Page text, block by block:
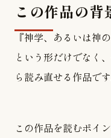
この作品の背
『神学、あるいは神
という形だけでなく
ら読み直せる作品です
この作品を読むポイ